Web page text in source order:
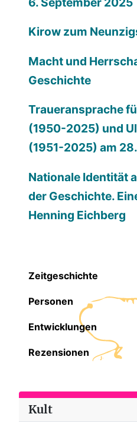
Kirow zum
Macht und
Geschichte
Traueransprache
(1950-2025) und
(1951-2025) am
Nationale Identität
der Geschichte.
Henning Eichberg
Zeitgeschichte
Personen
Entwicklungen
Rezensionen
Kult